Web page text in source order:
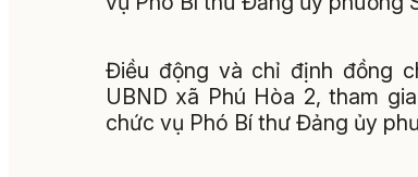
Điều động và chỉ định đồng
UBND xã Phú Hòa 2, tham
chức vụ Phó Bí thư Đảng ủy